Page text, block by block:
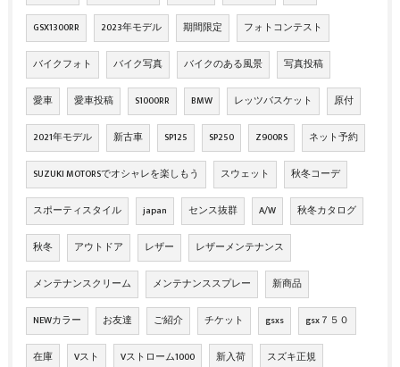
GSX1300RR 2023年モデル 期間限定 フォトコンテスト
バイクフォト バイク写真 バイクのある風景 写真投稿
愛車 愛車投稿 S1000RR BMW レッツバスケット 原付
2021年モデル 新古車 SP125 SP250 Z900RS ネット予約
SUZUKI MOTORSでオシャレを楽しもう スウェット 秋冬コーデ
スポーティスタイル japan センス抜群 A/W 秋冬カタログ
秋冬 アウトドア レザー レザーメンテナンス
メンテナンスクリーム メンテナンススプレー 新商品
NEWカラー お友達 ご紹介 チケット gsxs gsx７５０
在庫 Vスト Vストローム1000 新入荷 スズキ正規